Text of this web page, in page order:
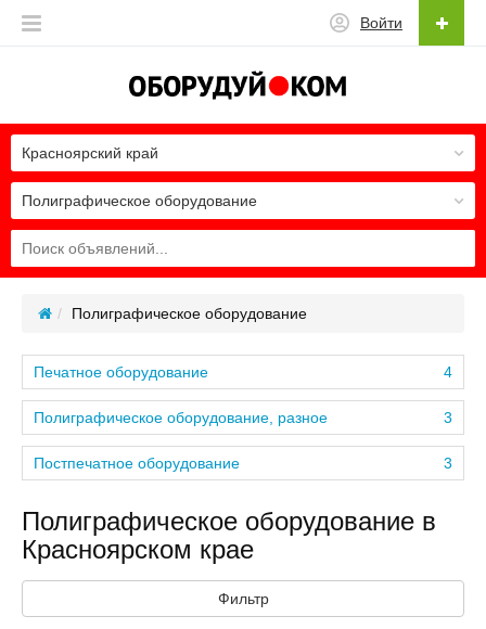
Войти
Полиграфическое оборудование
Красноярский край
Полиграфическое оборудование
4
Печатное оборудование
3
Полиграфическое оборудование, разное
3
Постпечатное оборудование
Полиграфическое оборудование в
Красноярском крае
Фильтр